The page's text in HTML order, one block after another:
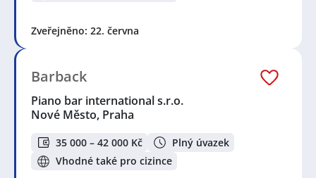
Zveřejněno: 22. června
Barback
Piano bar international s.r.o.
Nové Město, Praha
35 000 – 42 000 Kč
Plný úvazek
Vhodné také pro cizince